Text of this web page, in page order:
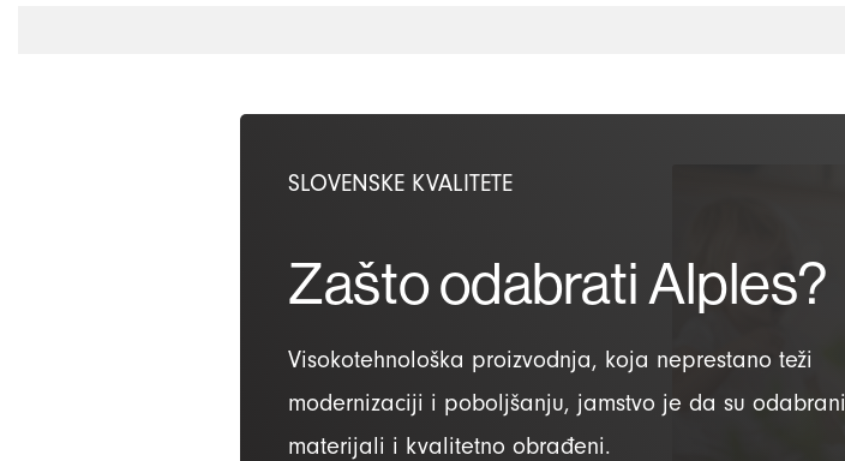
SLOVENSKE KVALITETE
Zašto odabrati Alples?
Visokotehnološka proizvodnja, koja neprestano teži
modernizaciji i poboljšanju, jamstvo je da su odabrani
materijali i kvalitetno obrađeni.